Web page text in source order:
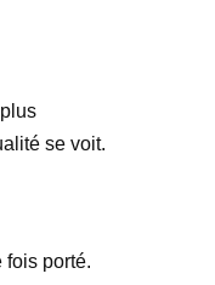
se voit.
fois porté.